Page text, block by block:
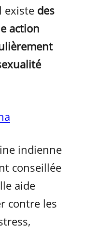
existe des
action
indienne
conseillée
aide
contre les